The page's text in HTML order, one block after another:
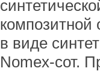
композитной
в виде
Nomex-сот.